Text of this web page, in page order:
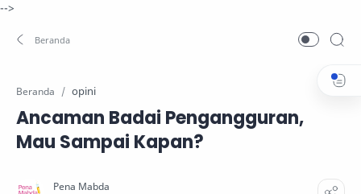
-->
Beranda opini
Ancaman Badai Pengangguran,
Mau Sampai Kapan?